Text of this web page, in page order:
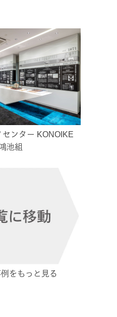
ンター KONOIKE
池組
をもっと見る